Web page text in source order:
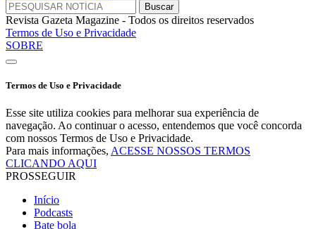
Revista Gazeta Magazine - Todos os direitos reservados
Termos de Uso e Privacidade
SOBRE
Termos de Uso e Privacidade
Esse site utiliza cookies para melhorar sua experiência de
navegação. Ao continuar o acesso, entendemos que você concorda
com nossos Termos de Uso e Privacidade.
Para mais informações, ACESSE NOSSOS TERMOS
CLICANDO AQUI
PROSSEGUIR
Início
Podcasts
Bate bola